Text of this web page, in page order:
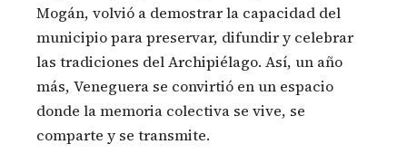
Mogán, volvió a demostrar la capacidad del
municipio para preservar, difundir y celebrar
las tradiciones del Archipiélago. Así, un año
más, Veneguera se convirtió en un espacio
donde la memoria colectiva se vive, se
comparte y se transmite.